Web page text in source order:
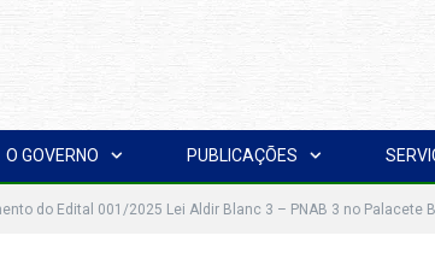
O GOVERNO PUBLICAÇÕES
do Edital 001/2025 Lei Aldir Blanc 3 – PNAB 3 no Palacete